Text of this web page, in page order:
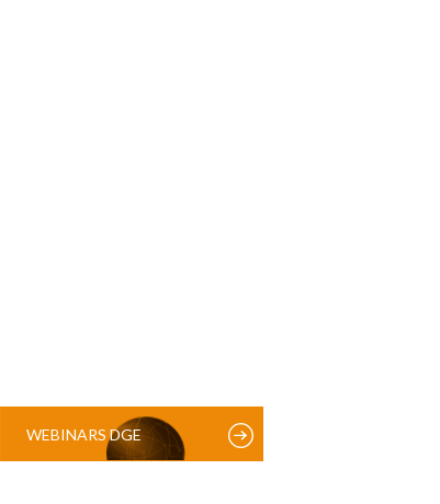
WEBINARS DGE